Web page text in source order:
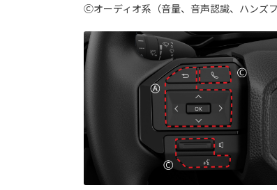
Ⓒオーディオ系（音量、音声認識、ハンズ